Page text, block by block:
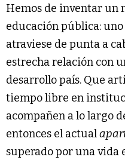
Hemos de inventar un
educación pública:
atraviese de punta a
estrecha relación con
desarrollo país. Que
tiempo libre en
acompañen a lo largo
entonces el actual
superado por una vida